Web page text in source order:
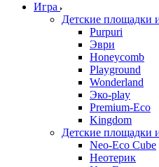
Игра
Детские площадки
Purpuri
Эври
Honeycomb
Playground
Wonderland
Эко-play
Premium-Eco
Kingdom
Детские площадки
Neo-Eco Cube
Неотерик